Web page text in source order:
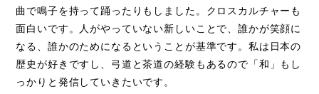
曲で鳴子を持って踊ったりもしました。クロスカルチャーも
面白いです。人がやっていない新しいことで、誰かが笑顔に
なる、誰かのためになるということが基準です。私は日本の
歴史が好きですし、弓道と茶道の経験もあるので「和」もし
っかりと発信していきたいです。